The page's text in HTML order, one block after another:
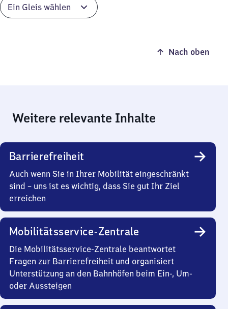
Nach oben
Weitere relevante Inhalte
Barrierefreiheit
Auch wenn Sie in Ihrer Mobilität eingeschränkt
sind – uns ist es wichtig, dass Sie gut Ihr Ziel
erreichen
Mobilitätsservice-Zentrale
Die Mobilitätsservice-Zentrale beantwortet
Fragen zur Barrierefreiheit und organisiert
Unterstützung an den Bahnhöfen beim Ein-, Um-
oder Aussteigen